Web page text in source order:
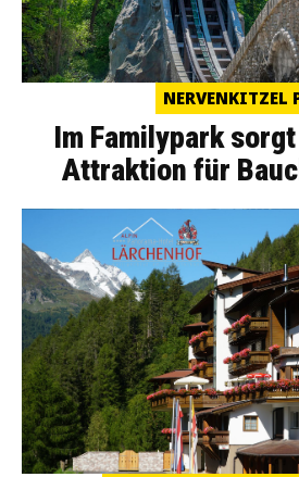
NERVENKITZEL
Im Familypark
Attraktion für